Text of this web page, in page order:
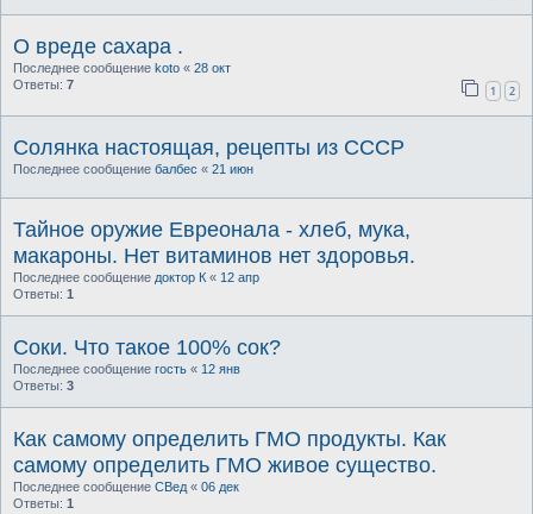
О вреде сахара .
Последнее сообщение koto « 28 окт
Ответы: 7 1 2
Солянка настоящая, рецепты из СССР
Последнее сообщение балбес « 21 июн
Тайное оружие Евреонала - хлеб, мука,
макароны. Нет витаминов нет здоровья.
Последнее сообщение доктор К « 12 апр
Ответы: 1
Соки. Что такое 100% сок?
Последнее сообщение гость « 12 янв
Ответы: 3
Как самому определить ГМО продукты. Как
самому определить ГМО живое существо.
Последнее сообщение СВед « 06 дек
Ответы: 1